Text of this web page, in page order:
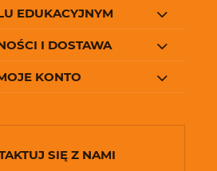
EDUKACYJNYM
I DOSTAWA
KONTO
SIĘ Z NAMI